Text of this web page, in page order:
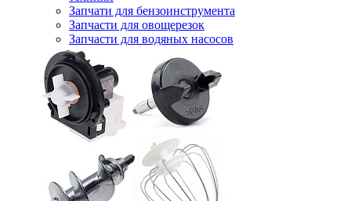
Запчати для бензоинструмента
Запчасти для овощерезок
Запчасти для водяных насосов